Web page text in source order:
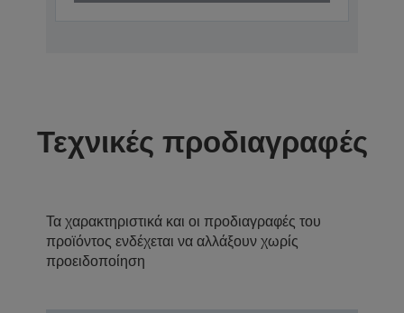
Τεχνικές προδιαγραφές
Τα χαρακτηριστικά και οι προδιαγραφές του
προϊόντος ενδέχεται να αλλάξουν χωρίς
προειδοποίηση